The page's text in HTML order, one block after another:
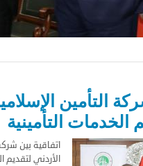
التأمين
الخدمات التأمينية
اتفاقية بين
الأردني لتقديم